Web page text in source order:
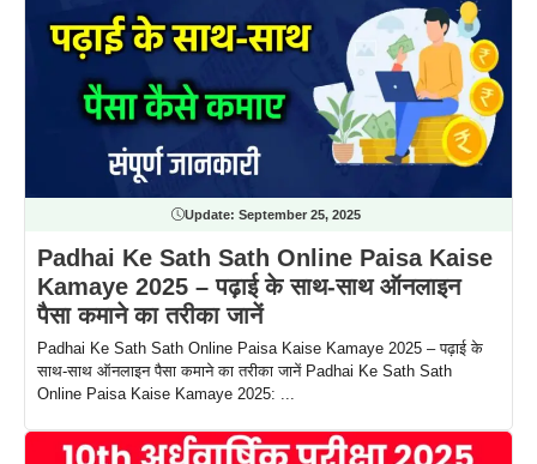
Update: September 25, 2025
Padhai Ke Sath Sath Online Paisa Kaise
Kamaye 2025 – पढ़ाई के साथ-साथ ऑनलाइन
पैसा कमाने का तरीका जानें
Padhai Ke Sath Sath Online Paisa Kaise Kamaye 2025 – पढ़ाई के
साथ-साथ ऑनलाइन पैसा कमाने का तरीका जानें Padhai Ke Sath Sath
Online Paisa Kaise Kamaye 2025: ...